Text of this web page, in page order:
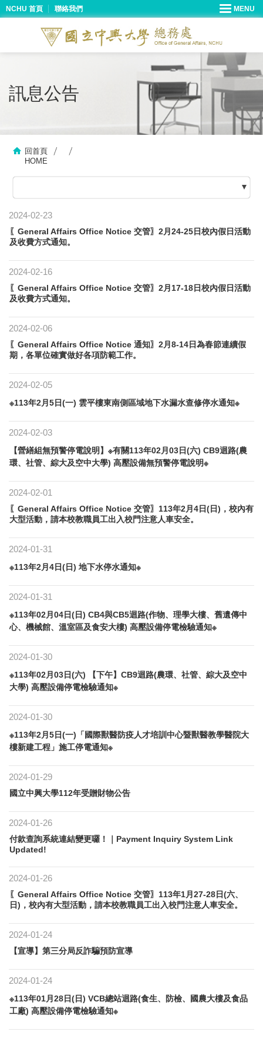
NCHU 首頁 聯絡我們
訊息公告
回首頁
HOME
2024-02-23
〖General Affairs Office Notice 交管〗2月24-25日校內假日活動
及收費方式通知。
2024-02-16
〖General Affairs Office Notice 交管〗2月17-18日校內假日活動
及收費方式通知。
2024-02-06
〖General Affairs Office Notice 通知〗2月8-14日為春節連續假
期，各單位確實做好各項防範工作。
2024-02-05
※113年2月5日(一) 雲平樓東南側區域地下水漏水查修停水通知※
2024-02-03
【營繕組無預警停電說明】※有關113年02月03日(六) CB9迴路(農
環、社管、綜大及空中大學) 高壓設備無預警停電說明※
2024-02-01
〖General Affairs Office Notice 交管〗113年2月4日(日)，校內有
大型活動，請本校教職員工出入校門注意人車安全。
2024-01-31
※113年2月4日(日) 地下水停水通知※
2024-01-31
※113年02月04日(日) CB4與CB5迴路(作物、理學大樓、舊遺傳中
心、機械館、溫室區及食安大樓) 高壓設備停電檢驗通知※
2024-01-30
※113年02月03日(六) 【下午】CB9迴路(農環、社管、綜大及空中
大學) 高壓設備停電檢驗通知※
2024-01-30
※113年2月5日(一)「國際獸醫防疫人才培訓中心暨獸醫教學醫院大
樓新建工程」施工停電通知※
2024-01-29
國立中興大學112年受贈財物公告
2024-01-26
付款查詢系統連結變更囉！｜Payment Inquiry System Link
Updated!
2024-01-26
〖General Affairs Office Notice 交管〗113年1月27-28日(六、
日)，校內有大型活動，請本校教職員工出入校門注意人車安全。
2024-01-24
【宣導】​第三分局反詐騙預防宣導
2024-01-24
※113年01月28日(日) VCB總站迴路(食生、防檢、國農大樓及食品
工廠) 高壓設備停電檢驗通知※